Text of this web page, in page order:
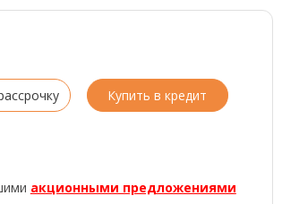
Купить в кредит
акционными предложениями